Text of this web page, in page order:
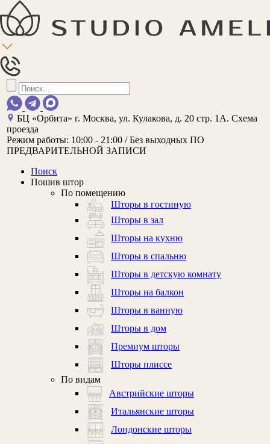
БЦ «Орбита»г. Москва, ул. Кулакова, д. 20 стр. 1А. Схема
проезда
Режим работы: 10:00 - 21:00 / Без выходных ПО
ПРЕДВАРИТЕЛЬНОЙ ЗАПИСИ
Поиск
Пошив штор
По помещению
Шторы в гостиную
Шторы в зал
Шторы на кухню
Шторы в спальню
Шторы в детскую комнату
Шторы на балкон
Шторы в ванную
Шторы в дом
Премиум шторы
Шторы плиссе
По видам
Австрийские шторы
Итальянские шторы
Лондонские шторы